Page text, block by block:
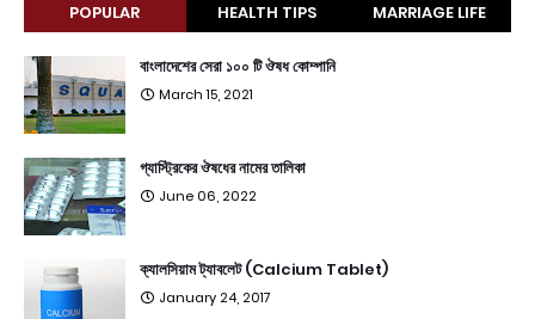
POPULAR HEALTH TIPS MARRIAGE LIFE
বাংলাদেশের সেরা ১০০ টি ঔষধ কোম্পানি
March 15, 2021
গ্যাস্ট্রিকের ঔষধের নামের তালিকা
June 06, 2022
ক্যালসিয়াম ট্যাবলেট (Calcium Tablet)
January 24, 2017